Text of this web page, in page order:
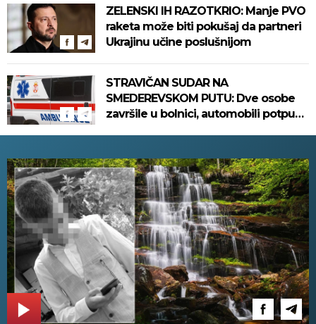
ZELENSKI IH RAZOTKRIO: Manje PVO
raketa može biti pokušaj da partneri
Ukrajinu učine poslušnijom
STRAVIČAN SUDAR NA
SMEDEREVSKOM PUTU: Dve osobe
završile u bolnici, automobili potpuno